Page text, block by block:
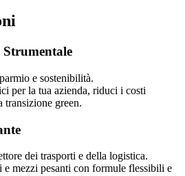
e sostenibilità.
per la tua azienda, riduci i costi
transizione green.
dei trasporti e della logistica.
mezzi pesanti con formule flessibili e